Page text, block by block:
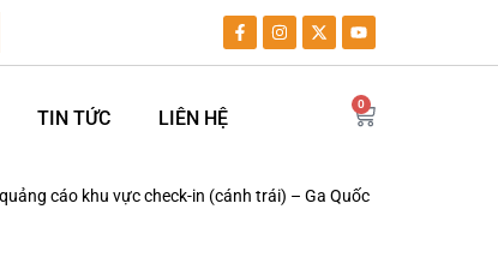
TIN TỨC LIÊN HỆ
0
cáo khu vực check-in (cánh trái) – Ga Quốc